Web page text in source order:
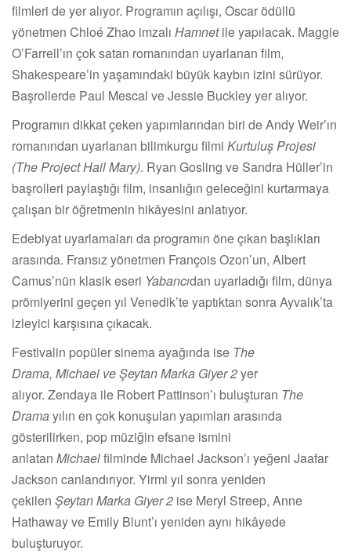
filmleri de yer alıyor. Programın açılışı, Oscar ödüllü
yönetmen Chloé Zhao imzalı Hamnetile yapılacak. Maggie
O’Farrell’ın çok satan romanından uyarlanan film,
Shakespeare’in yaşamındaki büyük kaybın izini sürüyor.
Başrollerde Paul Mescal ve Jessie Buckley yer alıyor.
Programın dikkat çeken yapımlarından biri de Andy Weir’ın
romanından uyarlanan bilimkurgu filmi Kurtuluş Projesi
(The Project Hail Mary). Ryan Gosling ve Sandra Hüller’in
başrolleri paylaştığı film, insanlığın geleceğini kurtarmaya
çalışan bir öğretmenin hikâyesini anlatıyor.
Edebiyat uyarlamaları da programın öne çıkan başlıkları
arasında. Fransız yönetmen François Ozon’un, Albert
Camus’nün klasik eseri Yabancıdan uyarladığı film, dünya
prömiyerini geçen yıl Venedik’te yaptıktan sonra Ayvalık’ta
izleyici karşısına çıkacak.
Festivalin popüler sinema ayağında ise The
Drama, Michael veŞeytan Marka Giyer 2yer
alıyor. Zendaya ile Robert Pattinson’ı buluşturan The
Dramayılın en çok konuşulan yapımları arasında
gösterilirken, pop müziğin efsane ismini
anlatan Michaelfilminde Michael Jackson’ı yeğeni Jaafar
Jackson canlandırıyor. Yirmi yıl sonra yeniden
çekilen Şeytan Marka Giyer 2 ise Meryl Streep, Anne
Hathaway ve Emily Blunt’ı yeniden aynı hikâyede
buluşturuyor.